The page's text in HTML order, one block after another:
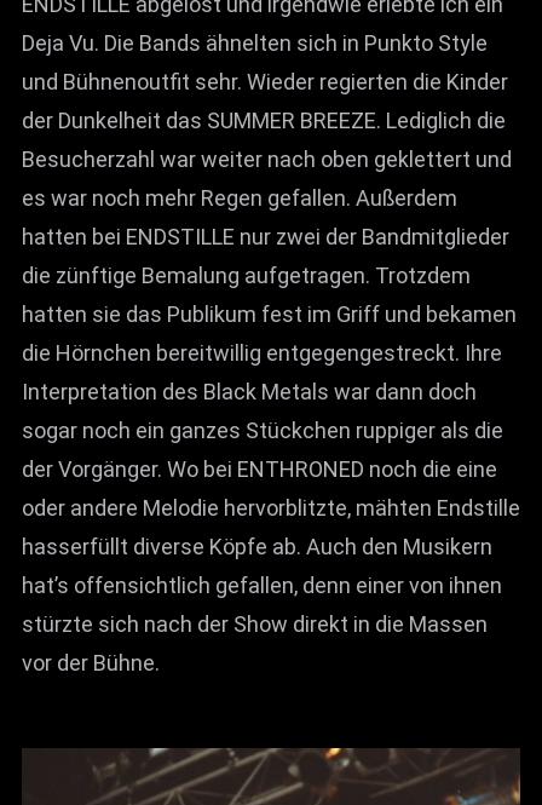
Deja Vu. Die Bands ähnelten sich in Punkto Style
und Bühnenoutfit sehr. Wieder regierten die Kinder
der Dunkelheit das SUMMER BREEZE. Lediglich die
Besucherzahl war weiter nach oben geklettert und
es war noch mehr Regen gefallen. Außerdem
hatten bei ENDSTILLE nur zwei der Bandmitglieder
die zünftige Bemalung aufgetragen. Trotzdem
hatten sie das Publikum fest im Griff und bekamen
die Hörnchen bereitwillig entgegengestreckt. Ihre
Interpretation des Black Metals war dann doch
sogar noch ein ganzes Stückchen ruppiger als die
der Vorgänger. Wo bei ENTHRONED noch die eine
oder andere Melodie hervorblitzte, mähten Endstille
hasserfüllt diverse Köpfe ab. Auch den Musikern
hat’s offensichtlich gefallen, denn einer von ihnen
stürzte sich nach der Show direkt in die Massen
vor der Bühne.